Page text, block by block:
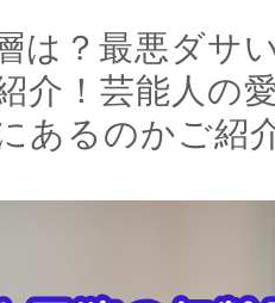
は？最悪ダサ
介！芸能人の
あるのかご紹